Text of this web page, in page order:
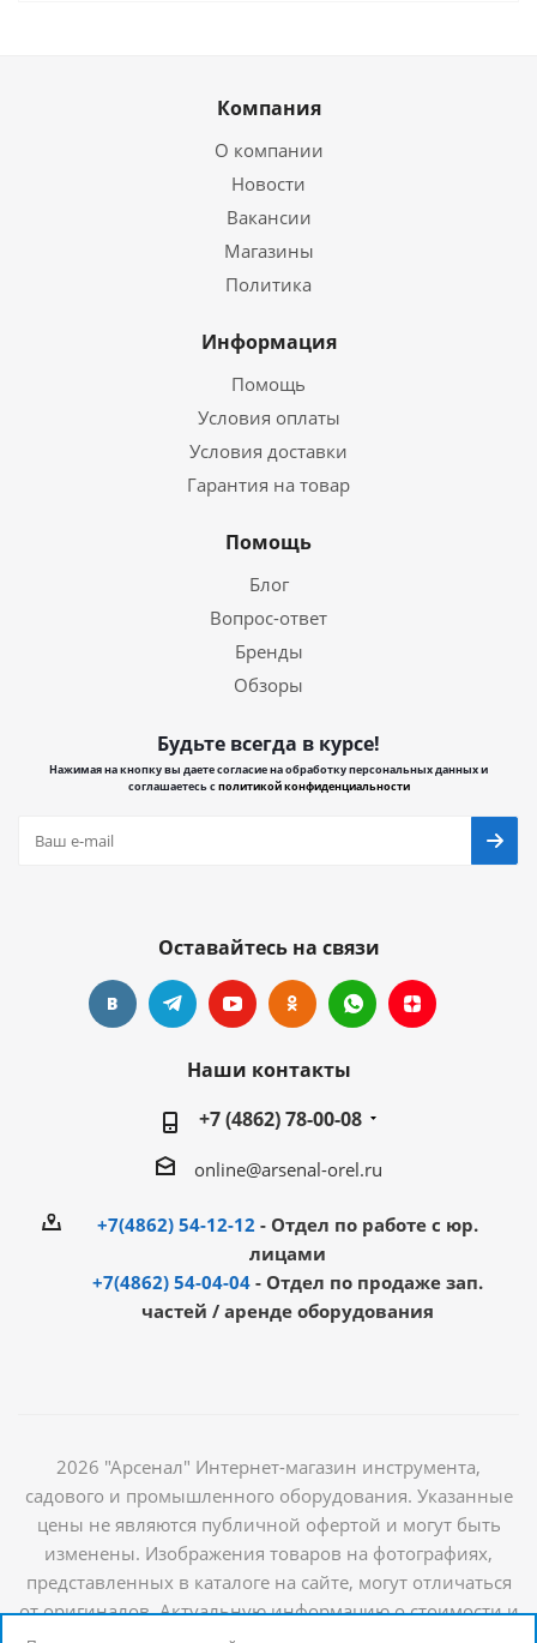
Компания
О компании
Новости
Вакансии
Магазины
Политика
Информация
Помощь
Условия оплаты
Условия доставки
Гарантия на товар
Помощь
Блог
Вопрос-ответ
Бренды
Обзоры
Будьте всегда в курсе!
Нажимая на кнопку вы даете согласие на обработку персональных данных и
соглашаетесь сполитикой конфиденциальности
Оставайтесь на связи
Наши контакты
+7 (4862) 78-00-08
online@arsenal-orel.ru
+7(4862) 54-12-12 - Отдел по работе с юр.
лицами
+7(4862) 54-04-04 - Отдел по продаже зап.
частей / аренде оборудования
2026 "Арсенал" Интернет-магазин инструмента,
садового и промышленного оборудования. Указанные
цены не являются публичной офертой и могут быть
изменены. Изображения товаров на фотографиях,
представленных в каталоге на сайте, могут отличаться
от оригиналов. Актуальную информацию о стоимости и